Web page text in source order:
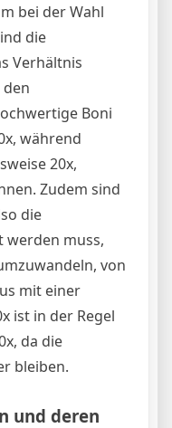
bei der Wahl
die
Verhältnis
Boni
während
20x,
Zudem sind
die
werden muss,
von
mit einer
ist in der Regel
da die
bleiben.
und deren